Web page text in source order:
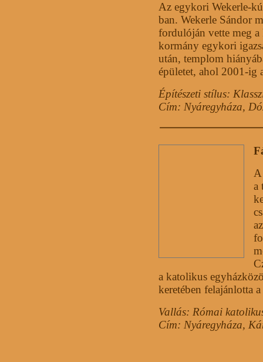
Az egykori Wekerle-
ban. Wekerle Sándor
fordulóján vette meg
kormány egykori
után, templom
épületet, ahol 2001-ig
Építészeti stílus:
Cím: Nyáregyháza,
A
a
a katolikus
keretében felajánlotta
Vallás: Római
Cím: Nyáregyháza,